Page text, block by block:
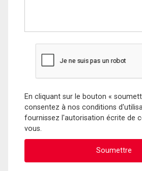
En cliquant sur le bouton «
consentez à nos conditions
fournissez l'autorisation écrite de
vous.